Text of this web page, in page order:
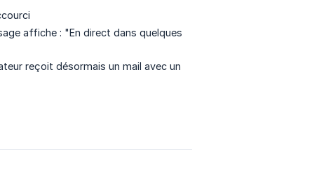
affiche : "En direct dans quelques
reçoit désormais un mail avec un